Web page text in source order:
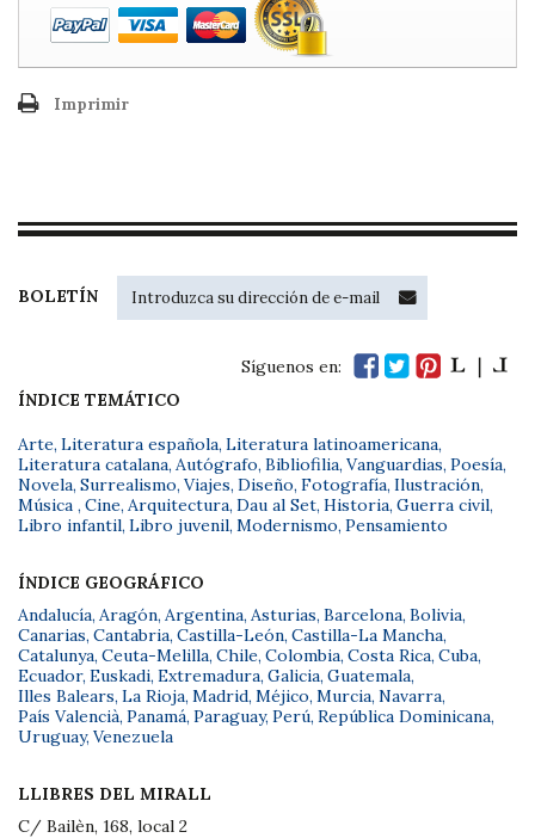
Imprimir
BOLETÍN
Síguenos en:
ÍNDICE TEMÁTICO
Arte, Literatura española, Literatura latinoamericana,
Literatura catalana, Autógrafo, Bibliofilia, Vanguardias, Poesía,
Novela, Surrealismo, Viajes, Diseño, Fotografía, Ilustración,
Música , Cine, Arquitectura, Dau al Set, Historia, Guerra civil,
Libro infantil, Libro juvenil, Modernismo, Pensamiento
ÍNDICE GEOGRÁFICO
Andalucía, Aragón, Argentina, Asturias, Barcelona, Bolivia,
Canarias, Cantabria, Castilla-León, Castilla-La Mancha,
Catalunya, Ceuta-Melilla, Chile, Colombia, Costa Rica, Cuba,
Ecuador, Euskadi, Extremadura, Galicia, Guatemala,
Illes Balears, La Rioja, Madrid, Méjico, Murcia, Navarra,
País Valencià, Panamá, Paraguay, Perú, República Dominicana,
Uruguay, Venezuela
LLIBRES DEL MIRALL
C/ Bailèn, 168, local 2